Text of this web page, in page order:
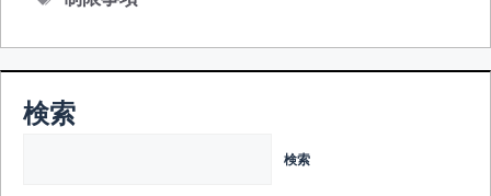
リ
ー
検索
検索